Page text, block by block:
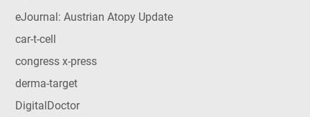
eJournal: Austrian Atopy Update
car-t-cell
congress x-press
derma-target
DigitalDoctor